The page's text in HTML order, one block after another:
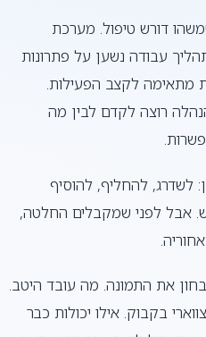
דורש טיפול. מערכת
עבודה נשען על פתרונות
מתאימה לקצב הפעילות.
רוצה לקדם לבין מה
לשדרג, להחליף, להוסיף
אבל לפני שמקבלים החלטה,
את התמונה. מה עובד היטב.
בקבוק. אילו יכולות כבר